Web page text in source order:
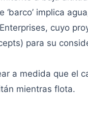
‘barco’ implica
cuyo
para su
a medida que el
mientras flota.